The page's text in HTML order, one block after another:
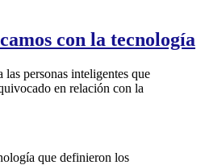
con la tecnología
personas inteligentes que
en relación con la